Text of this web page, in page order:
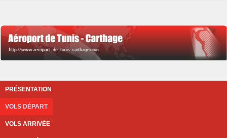
PRÉSENTATION
VOLS DÉPART
VOLS ARRIVÉE